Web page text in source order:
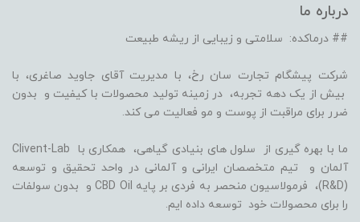
درباره ما
## درماکده: سلامتی و زیبایی از ریشه طبیعت
شرکت پیشگام تجارت سان رخ، با مدیریت آقای جاوید صاغری، با
بیش از یک دهه تجربه، در زمینه تولید محصولات با کیفیت و بدون
ضرر برای مراقبت از پوست و مو فعالیت می کند.
ما با بهره گیری از سلول های بنیادی گیاهی، همکاری با Clivent-Lab
آلمان و تیم متخصصان ایرانی و آلمانی در واحد تحقیق و توسعه
(R&D)، فرمولاسیون منحصر به فردی بر پایه CBD Oil و بدون سولفات
را برای محصولات خود توسعه داده ایم.